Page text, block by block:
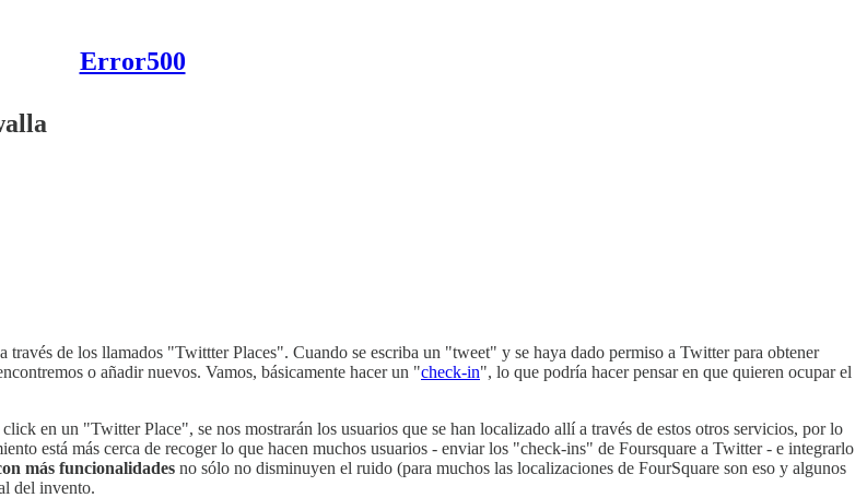
Error500
través de los llamados "Twittter Places". Cuando se escriba un "tweet" y se haya dado permiso a Twitter para obtener
o añadir nuevos. Vamos, básicamente hacer un "check-in", lo que podría hacer pensar en que quieren ocupar el
en un "Twitter Place", se nos mostrarán los usuarios que se han localizado allí a través de estos otros servicios, por lo
está más cerca de recoger lo que hacen muchos usuarios - enviar los "check-ins" de Foursquare a Twitter - e integrarlo
más funcionalidades no sólo no disminuyen el ruido (para muchos las localizaciones de FourSquare son eso y algunos
del invento.